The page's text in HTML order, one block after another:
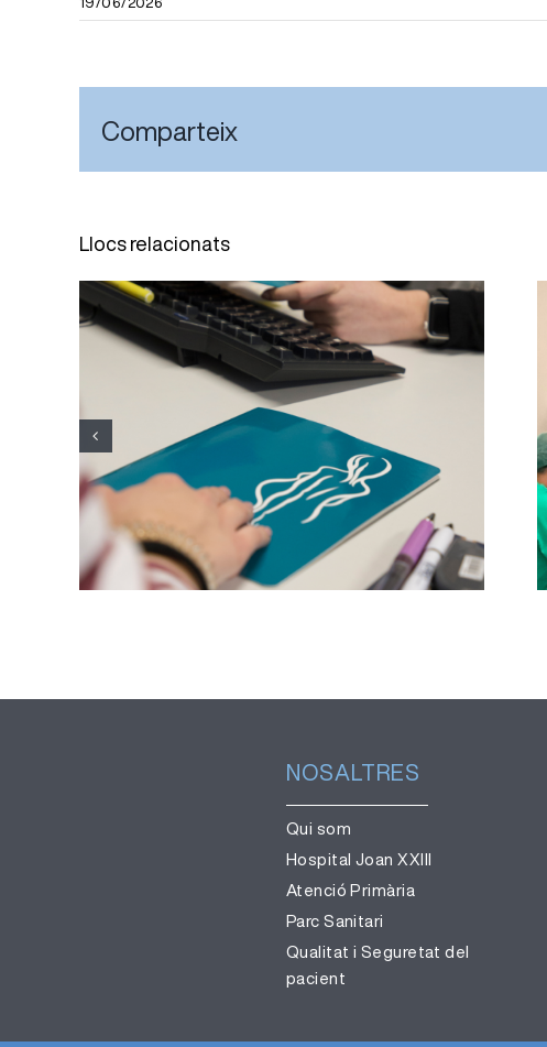
Comparteix
Llocs relacionats
L’ASSIR de Reus participa en
un projecte que promou
alimentació saludable des de
l’embaràs
NOSALTRES
Qui som
Hospital Joan XXIII
Atenció Primària
Parc Sanitari
Qualitat i Seguretat del
pacient